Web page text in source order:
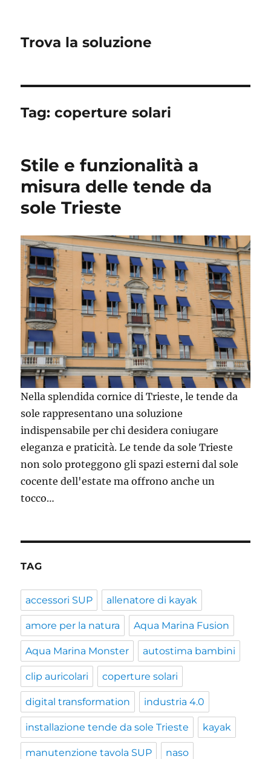
Trova la soluzione
Tag:coperture solari
Stile e funzionalità a
misura delle tende da
sole Trieste
Nella splendida cornice di Trieste, le tende da
sole rappresentano una soluzione
indispensabile per chi desidera coniugare
eleganza e praticità. Le tende da sole Trieste
non solo proteggono gli spazi esterni dal sole
cocente dell'estate ma offrono anche un
tocco…
TAG
accessori SUP allenatore di kayak
amore per la natura Aqua Marina Fusion
Aqua Marina Monster autostima bambini
clip auricolari coperture solari
digital transformation industria 4.0
installazione tende da sole Trieste kayak
manutenzione tavola SUP naso